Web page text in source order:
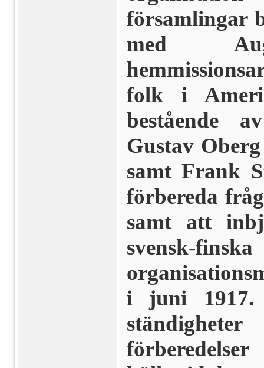
församlingar
med
folk i
bestående
Gustav
samt Frank
förbereda
samt att
svensk-
i juni